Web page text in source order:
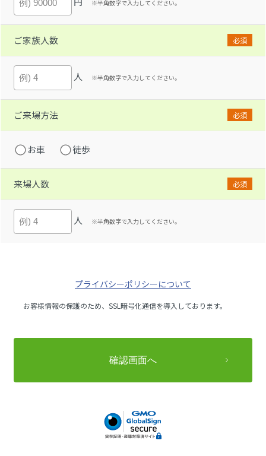
※半角数字で入力してください。
ご家族人数 必須
人 ※半角数字で入力してください。
ご来場方法 必須
お車 徒歩
来場人数 必須
人 ※半角数字で入力してください。
プライバシーポリシーについて
お客様情報の保護のため、SSL暗号化通信を導入しております。